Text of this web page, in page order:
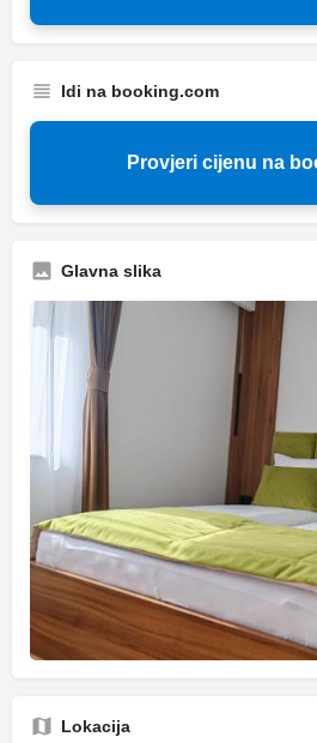
Idi na booking.com
Provjeri cijenu na
Glavna slika
Lokacija